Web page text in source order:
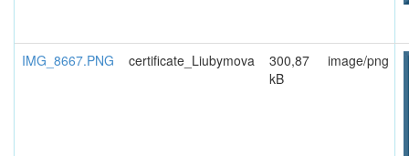
IMG_8667.PNG certificate_Liubymova
300,87
kB
image/png